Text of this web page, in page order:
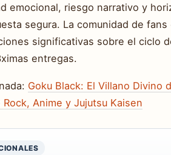
emocional, riesgo narrativo y
segura. La comunidad de
significativas sobre el ciclo
entregas.
Goku Black: El Villano Divino
Anime y Jujutsu Kaisen